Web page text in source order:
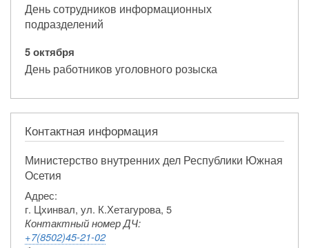
День сотрудников информационных
подразделений
5 октября
День работников уголовного розыска
Контактная информация
Министерство внутренних дел Республики Южная
Осетия
Адрес:
г. Цхинвал, ул. К.Хетагурова, 5
Контактный номер ДЧ:
+7(8502)45-21-02